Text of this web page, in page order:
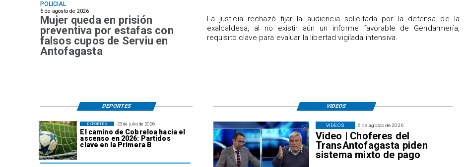
​La justicia rechazó fijar la audiencia solicitada por la defensa de la
exalcaldesa, al no existir aún un informe favorable de Gendarmería,
requisito clave para evaluar la libertad vigilada intensiva.
POLICIAL
6 de agosto de 2026
Mujer queda en prisión
preventiva por estafas con
falsos cupos de Serviu en
Antofagasta
23 de julio de 2026
El camino de Cobreloa hacia el
ascenso en 2026: Partidos
clave en la Primera B
DEPORTES 6 de agosto de 2026
Video | Choferes del
TransAntofagasta piden
sistema mixto de pago
VIDEOS
VIDEOS
DEPORTES